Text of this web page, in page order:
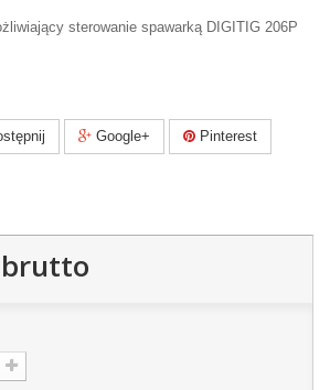
sterowanie spawarką DIGITIG 206P
Google+ Pinterest